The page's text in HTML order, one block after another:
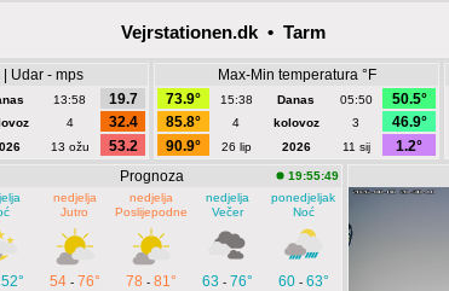
Vejrstationen.dk • Tarm
| Udar - mps
13:58
19.7
4
32.4
13 ožu 53.2
Max-Min temperatura °F
73.9°
15:38 Danas 05:50
50.5°
85.8°
4 kolovoz 3
46.9°
90.9°
26 lip 2026 11 sij 1.2°
Prognoza
19:55:49
nedjelja
Jutro
nedjelja
Poslijepodne
nedjelja
Večer
ponedjeljak
Noć
52° 54- 76° 78 - 81° 63 - 76° 60- 63°